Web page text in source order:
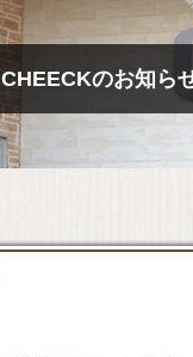
CHEECKのお知ら